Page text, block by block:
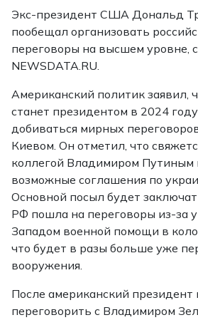
Экс-президент США Дональд
пообещал организовать
переговоры на высшем уровне,
NEWSDATA.RU.
Американский политик заявил,
станет президентом в 2024
добиваться мирных
Киевом. Он отметил, что
коллегой Владимиром Путиным
возможные соглашения по
Основной посыл будет
РФ пошла на переговоры из-за
Западом военной помощи в
что будет в разы больше уже
вооружения.
После американский президент
переговорить с Владимиром